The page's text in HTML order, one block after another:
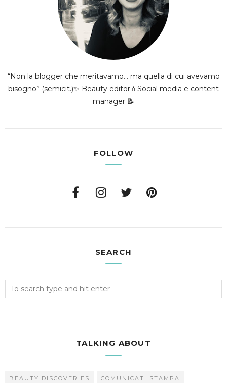
“Non la blogger che meritavamo... ma quella di cui avevamo
bisogno” (semicit.)✨ Beauty editor💄Social media e content
manager 📝
FOLLOW
SEARCH
TALKING ABOUT
BEAUTY DISCOVERIES COMUNICATI STAMPA